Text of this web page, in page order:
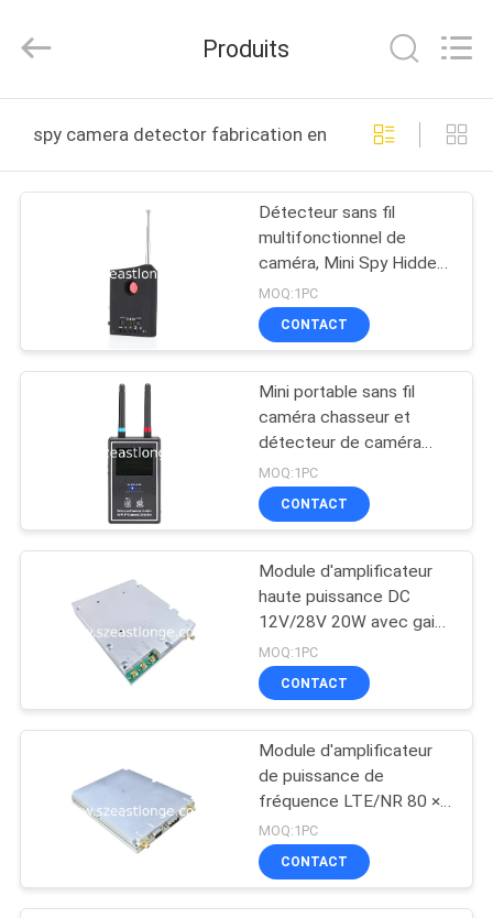
DES
PRODUITS
AU
VISITE
L'USINE
CONTRÔLE
DE
QUALITÉ
CONTACTEZ-
EASTLONGE
ELECTRONICS(HK)
Rights
Produits
spy camera detector fabrication en ligne
Détecteur sans fil
multifonctionnel de
caméra, Mini Spy Hidden
Bug Detector
MOQ:1PC
CONTACT
Mini portable sans fil
caméra chasseur et
détecteur de caméra
WiFi IP pour l'utilisation
anti-espionnage
MOQ:1PC
CONTACT
Module d'amplificateur
haute puissance DC
12V/28V 20W avec gain
de 40 dBm
MOQ:1PC
CONTACT
Module d'amplificateur
de puissance de
fréquence LTE/NR 80 ×
50 × 16 mm VSWR ≤ 1.5
MOQ:1PC
CONTACT